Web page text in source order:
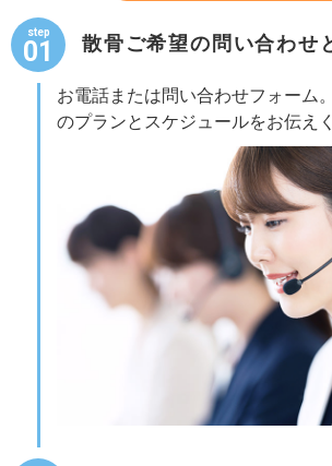
step
01 散骨ご希望の問い合わせ
お電話または問い合わせフォーム
のプランとスケジュールをお伝え